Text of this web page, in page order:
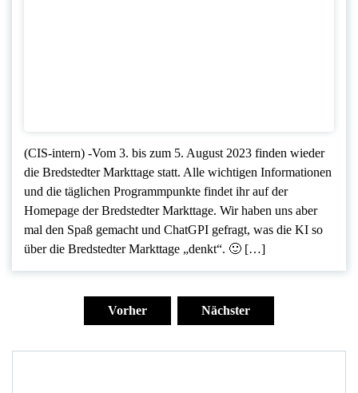
(CIS-intern) -Vom 3. bis zum 5. August 2023 finden wieder
die Bredstedter Markttage statt. Alle wichtigen Informationen
und die täglichen Programmpunkte findet ihr auf der
Homepage der Bredstedter Markttage. Wir haben uns aber
mal den Spaß gemacht und ChatGPI gefragt, was die KI so
über die Bredstedter Markttage „denkt“. 🙂 […]
Vorher Nächster